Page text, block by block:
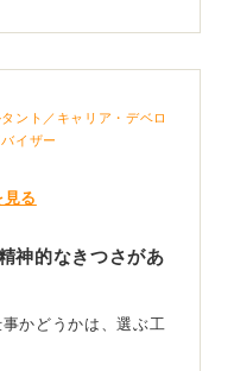
ント／キャリア・デベロ
イザー
る
神的なきつさがあ
かどうかは、選ぶ工